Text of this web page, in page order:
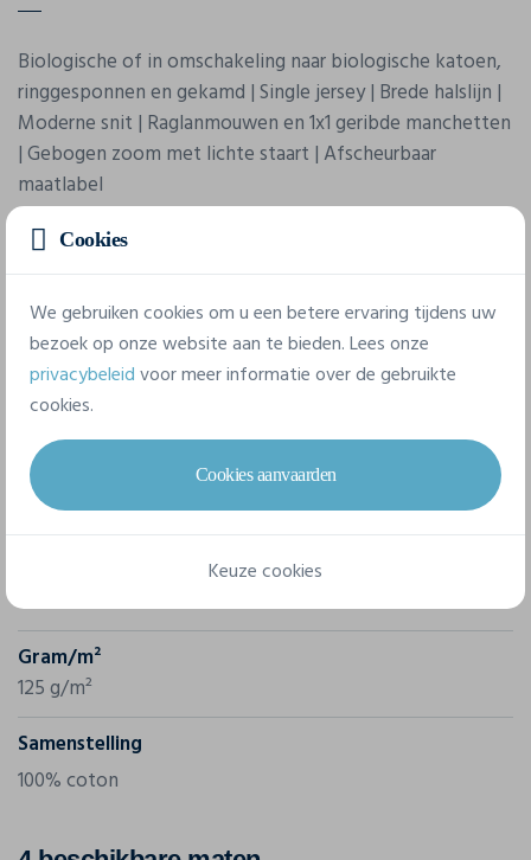
Biologische of in omschakeling naar biologische katoen,
ringgesponnen en gekamd | Single jersey | Brede halslijn |
Moderne snit | Raglanmouwen en 1x1 geribde manchetten
| Gebogen zoom met lichte staart | Afscheurbaar
maatlabel
Eigenschappen
Merk
Mantis
M97
Gram/m²
125 g/m²
Samenstelling
100% coton
Cookies
We gebruiken cookies om u een betere ervaring tijdens uw
bezoek op onze website aan te bieden. Lees onze
privacybeleidvoor meer informatie over de gebruikte
cookies.
Cookies aanvaarden
Keuze cookies